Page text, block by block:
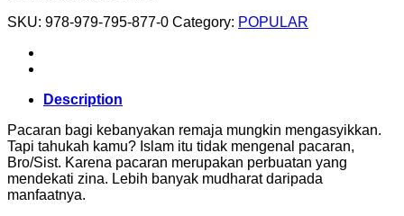
SKU: 978-979-795-877-0 Category: POPULAR
Description
Pacaran bagi kebanyakan remaja mungkin mengasyikkan.
Tapi tahukah kamu? Islam itu tidak mengenal pacaran,
Bro/Sist. Karena pacaran merupakan perbuatan yang
mendekati zina. Lebih banyak mudharat daripada
manfaatnya.